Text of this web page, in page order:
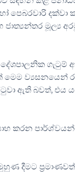
පෙබරවාරි
ජාත්‍යන්තර මූල්‍ය
ගැටුම්
මෙම ව්‍යසනයෙන්
ඇති බවත්, එය
කරන
දීමට